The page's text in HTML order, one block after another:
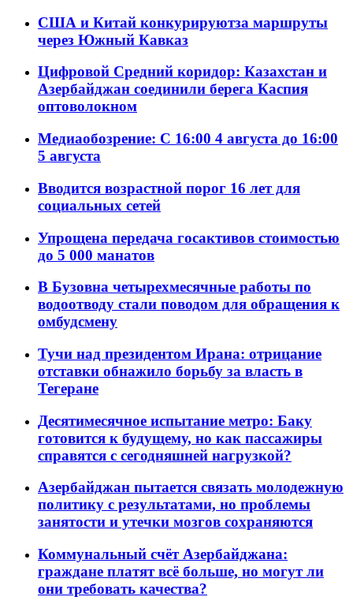
США и Китай конкурируютза маршруты
через Южный Кавказ
Цифровой Средний коридор: Казахстан и
Азербайджан соединили берега Каспия
оптоволокном
Медиаобозрение: С 16:00 4 августа до 16:00
5 августа
Вводится возрастной порог 16 лет для
социальных сетей
Упрощена передача госактивов стоимостью
до 5 000 манатов
В Бузовна четырехмесячные работы по
водоотводу стали поводом для обращения к
омбудсмену
Тучи над президентом Ирана: отрицание
отставки обнажило борьбу за власть в
Тегеране
Десятимесячное испытание метро: Баку
готовится к будущему, но как пассажиры
справятся с сегодняшней нагрузкой?
Азербайджан пытается связать молодежную
политику с результатами, но проблемы
занятости и утечки мозгов сохраняются
Коммунальный счёт Азербайджана:
граждане платят всё больше, но могут ли
они требовать качества?